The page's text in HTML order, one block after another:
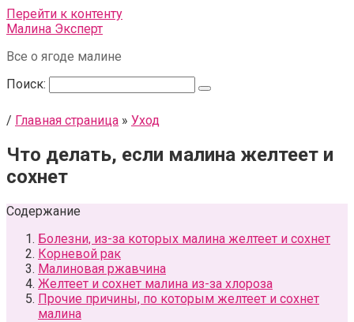
Перейти к контенту
Малина Эксперт
Все о ягоде малине
Поиск:
/ Главная страница » Уход
Что делать, если малина желтеет и
сохнет
Содержание
Болезни, из-за которых малина желтеет и сохнет
Корневой рак
Малиновая ржавчина
Желтеет и сохнет малина из-за хлороза
Прочие причины, по которым желтеет и сохнет
малина